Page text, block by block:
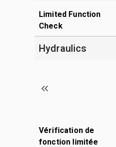
Limited Function
Check
Hydraulics
Vérification de
fonction limitée